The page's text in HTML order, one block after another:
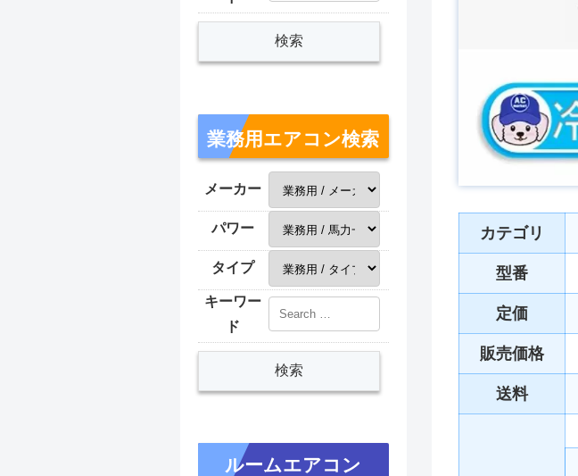
カテゴリ
型番
定価
販売価格
送料
業務用エアコン検索
メーカー
パワー
タイプ
キーワー
ド
ルームエアコン